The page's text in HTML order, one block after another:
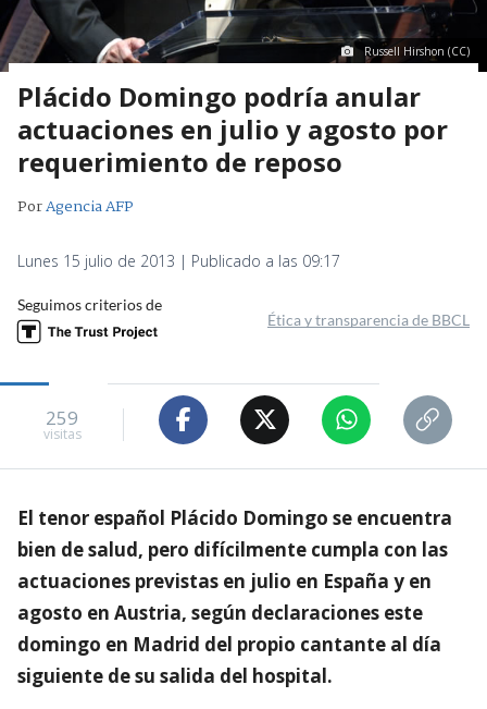
Russell Hirshon (CC)
Plácido Domingo podría anular
actuaciones en julio y agosto por
requerimiento de reposo
PorAgencia AFP
Lunes 15 julio de 2013 | Publicado a las 09:17
Seguimos criterios de
Ética y transparencia de BBCL
259
visitas
El tenor español Plácido Domingo se encuentra
bien de salud, pero difícilmente cumpla con las
actuaciones previstas en julio en España y en
agosto en Austria, según declaraciones este
domingo en Madrid del propio cantante al día
siguiente de su salida del hospital.